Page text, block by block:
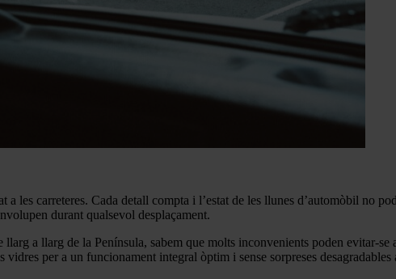
les carreteres. Cada detall compta i l’estat de les llunes d’automòbil no
durant qualsevol desplaçament.
llarg a llarg de la Península, sabem que molts inconvenients poden evitar-se
per a un funcionament integral òptim i sense sorpreses